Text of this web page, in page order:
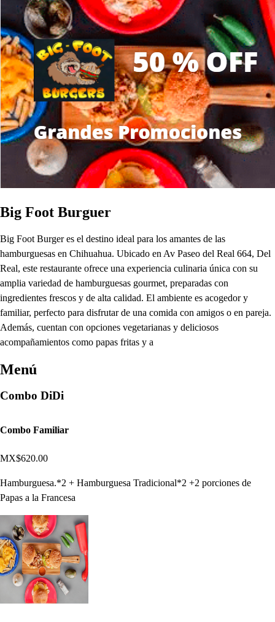
Big Foot Burguer
Big Foot Burger es el destino ideal para los amantes de las
hamburguesas en Chihuahua. Ubicado en Av Paseo del Real 664, Del
Real, este restaurante ofrece una experiencia culinaria única con su
amplia variedad de hamburguesas gourmet, preparadas con
ingredientes frescos y de alta calidad. El ambiente es acogedor y
familiar, perfecto para disfrutar de una comida con amigos o en pareja.
Además, cuentan con opciones vegetarianas y deliciosos
acompañamientos como papas fritas y a
Menú
Combo DiDi
Combo Familiar
MX$620.00
Hamburguesa.*2 + Hamburguesa Tradicional*2 +2 porciones de
Papas a la Francesa